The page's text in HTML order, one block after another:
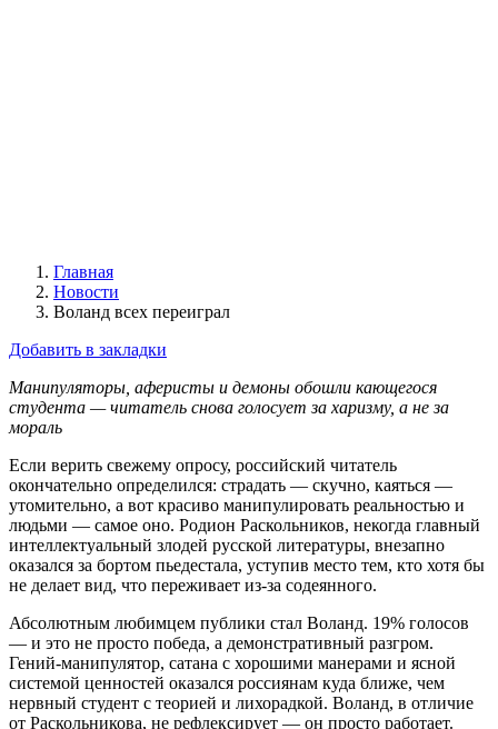
Главная
Новости
Воланд всех переиграл
Добавить в закладки
Манипуляторы, аферисты и демоны обошли кающегося
студента — читатель снова голосует за харизму, а не за
мораль
Если верить свежему опросу, российский читатель
окончательно определился: страдать — скучно, каяться —
утомительно, а вот красиво манипулировать реальностью и
людьми — самое оно. Родион Раскольников, некогда главный
интеллектуальный злодей русской литературы, внезапно
оказался за бортом пьедестала, уступив место тем, кто хотя бы
не делает вид, что переживает из-за содеянного.
Абсолютным любимцем публики стал Воланд. 19% голосов
— и это не просто победа, а демонстративный разгром.
Гений-манипулятор, сатана с хорошими манерами и ясной
системой ценностей оказался россиянам куда ближе, чем
нервный студент с теорией и лихорадкой. Воланд, в отличие
от Раскольникова, не рефлексирует — он просто работает.